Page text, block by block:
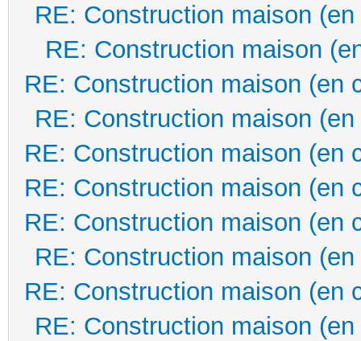
RE: Construction maison
RE: Construction maison
RE: Construction maison (en
RE: Construction maison
RE: Construction maison (en
RE: Construction maison (en
RE: Construction maison (en
RE: Construction maison
RE: Construction maison (en
RE: Construction maison